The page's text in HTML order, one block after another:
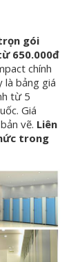
gói
650.000đ
chính
là bảng giá
từ 5
Giá
vẽ. Liên
trong